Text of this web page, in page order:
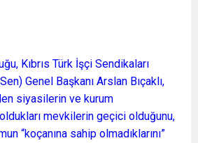
Kıbrıs Türk İşçi Sendikaları
Genel Başkanı Arslan Bıçaklı,
siyasilerin ve kurum
mevkilerin geçici olduğunu,
“koçanına sahip olmadıklarını”